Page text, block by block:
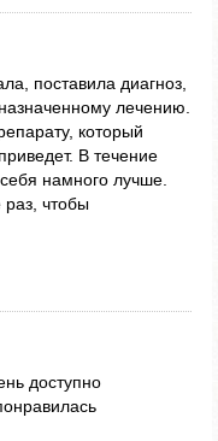
поставила диагноз,
лечению.
который
В течение
намного лучше.
чтобы
доступно